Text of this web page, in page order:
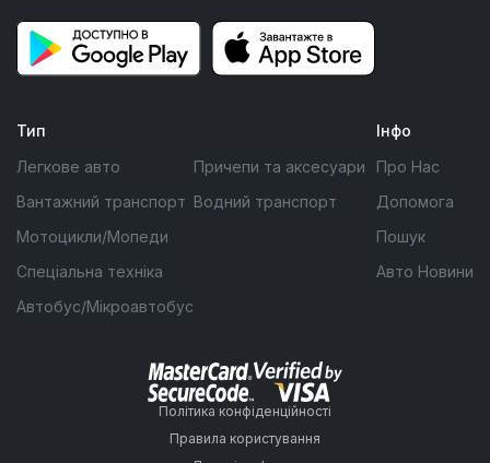
Тип
Легкове авто
Вантажний транспорт
Мотоцикли/Мопеди
Спеціальна техніка
Автобус/Мікроавтобус
Причепи та аксесуари
Водний транспорт
Інфо
Про Нас
Допомога
Пошук
Авто Новини
Політика конфіденційності
Правила користування